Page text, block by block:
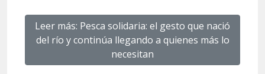
Leer más: Pesca solidaria: el gesto que nació
del río y continúa llegando a quienes más lo
necesitan